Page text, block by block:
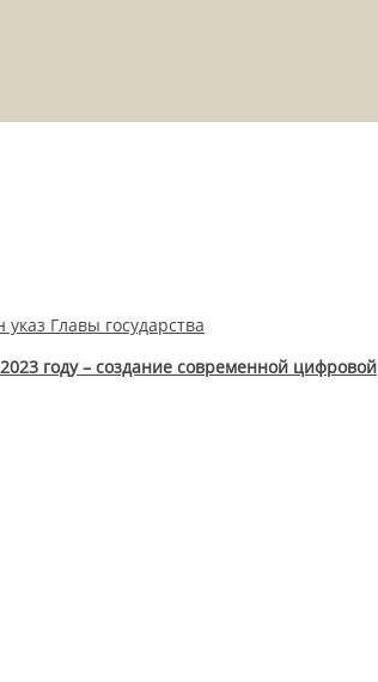
Главы государства
году – создание современной цифровой